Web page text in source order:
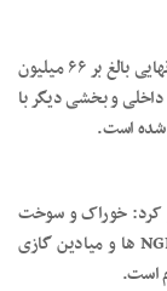
غلامعلی‌پور اضافه کرد: میزان تولید واقعی محصولات نهایی بالغ بر ۶۶ میلیون
دلار به بازار داخلی و بخشی دیگر با
کرد: خوراک و سوخت
این صنعت به طور عمده از پالایشگاه‌های نفت و گاز، NGL ها و میادین گازی